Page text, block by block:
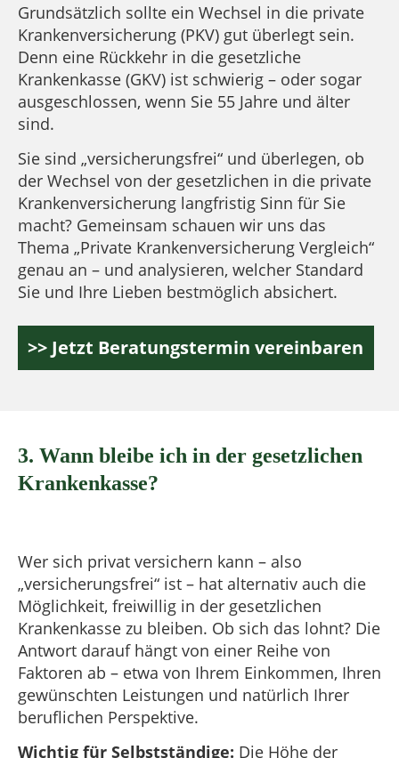
Grundsätzlich sollte ein Wechsel in die private
Krankenversicherung (PKV) gut überlegt sein.
Denn eine Rückkehr in die gesetzliche
Krankenkasse (GKV) ist schwierig – oder sogar
ausgeschlossen, wenn Sie 55 Jahre und älter
sind.
Sie sind „versicherungsfrei“ und überlegen, ob
der Wechsel von der gesetzlichen in die private
Krankenversicherung langfristig Sinn für Sie
macht? Gemeinsam schauen wir uns das
Thema „Private Krankenversicherung Vergleich“
genau an – und analysieren, welcher Standard
Sie und Ihre Lieben bestmöglich absichert.
>> Jetzt Beratungstermin vereinbaren
3. Wann bleibe ich in der gesetzlichen
Krankenkasse?
Wer sich privat versichern kann – also
„versicherungsfrei“ ist – hat alternativ auch die
Möglichkeit, freiwillig in der gesetzlichen
Krankenkasse zu bleiben. Ob sich das lohnt? Die
Antwort darauf hängt von einer Reihe von
Faktoren ab – etwa von Ihrem Einkommen, Ihren
gewünschten Leistungen und natürlich Ihrer
beruflichen Perspektive.
Wichtig für Selbstständige: Die Höhe der